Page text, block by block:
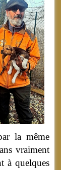
la même
vraiment
à quelques